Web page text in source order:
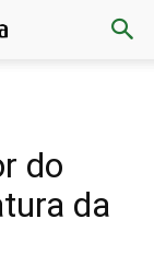
do
da